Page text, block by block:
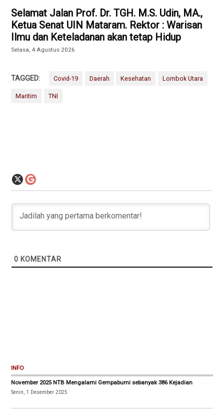
Selamat Jalan Prof. Dr. TGH. M.S. Udin, MA.,
Ketua Senat UIN Mataram. Rektor : Warisan
Ilmu dan Keteladanan akan tetap Hidup
Selasa, 4 Agustus 2026
TAGGED: Covid-19 Daerah Kesehatan Lombok Utara
Maritim TNI
0 KOMENTAR
INFO
November 2025 NTB Mengalami Gempabumi sebanyak 386 Kejadian
Senin, 1 Desember 2025